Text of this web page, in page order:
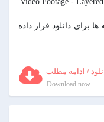
برای دانلود قرار داده
/ ادامه مطلب
Download now